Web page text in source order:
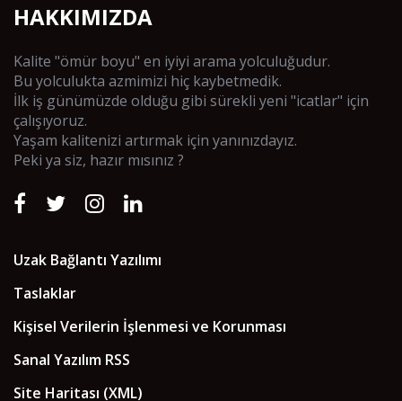
HAKKIMIZDA
Kalite "ömür boyu" en iyiyi arama yolculuğudur.
Bu yolculukta azmimizi hiç kaybetmedik.
İlk iş günümüzde olduğu gibi sürekli yeni "icatlar" için
çalışıyoruz.
Yaşam kalitenizi artırmak için yanınızdayız.
Peki ya siz, hazır mısınız ?
Uzak Bağlantı Yazılımı
Taslaklar
Kişisel Verilerin İşlenmesi ve Korunması
Sanal Yazılım RSS
Site Haritası (XML)